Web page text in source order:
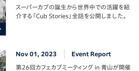
スーパーカブの誕生から世界中での活躍を紹
介する「Cub Stories」全話を公開しました。
Nov 01, 2023 Event Report
第26回カフェカブミーティング in 青山が開催